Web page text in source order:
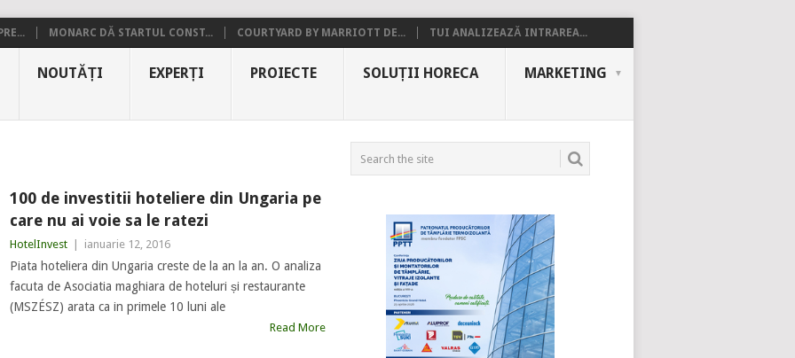
MONARC DĂ STARTUL CONST... COURTYARD BY MARRIOTT DE... TUI ANALIZEAZĂ INTRAREA...
NOUTĂȚI EXPERȚI PROIECTE SOLUȚII HORECA MARKETING
100 de investitii hoteliere din Ungaria pe
care nu ai voie sa le ratezi
HotelInvest ianuarie 12, 2016
Piata hoteliera din Ungaria creste de la an la an. O analiza
facuta de Asociatia maghiara de hoteluri și restaurante
(MSZÉSZ) arata ca in primele 10 luni ale
Read More